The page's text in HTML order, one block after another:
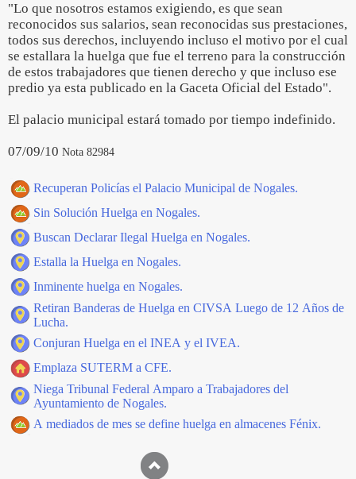
"Lo que nosotros estamos exigiendo, es que sean
reconocidos sus salarios, sean reconocidas sus prestaciones,
todos sus derechos, incluyendo incluso el motivo por el cual
se estallara la huelga que fue el terreno para la construcción
de estos trabajadores que tienen derecho y que incluso ese
predio ya esta publicado en la Gaceta Oficial del Estado".
El palacio municipal estará tomado por tiempo indefinido.
07/09/10 Nota 82984
Recuperan Policías el Palacio Municipal de Nogales.
Sin Solución Huelga en Nogales.
Buscan Declarar Ilegal Huelga en Nogales.
Estalla la Huelga en Nogales.
Inminente huelga en Nogales.
Retiran Banderas de Huelga en CIVSA Luego de 12 Años de
Lucha.
Conjuran Huelga en el INEA y el IVEA.
Emplaza SUTERM a CFE.
Niega Tribunal Federal Amparo a Trabajadores del
Ayuntamiento de Nogales.
A mediados de mes se define huelga en almacenes Fénix.